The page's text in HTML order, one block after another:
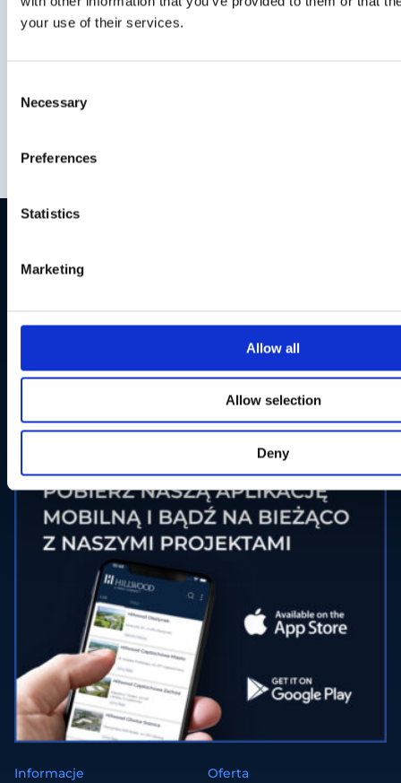
your use of their services.
Selection
Necessary
Preferences
Statistics
Marketing
Allow all
Allow selection
Deny
numer NIP w celu korzystania przeze mnie z usługi
newsletter
Hillwood Polska
00-066 Warszawa
e-mail:poland@hillwood.com
Informacje Oferta